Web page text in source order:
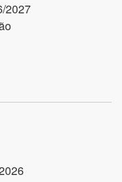
2027